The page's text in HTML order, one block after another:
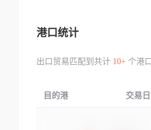
港口统计
出口贸易匹配到共计 10+个港
目的港 交易